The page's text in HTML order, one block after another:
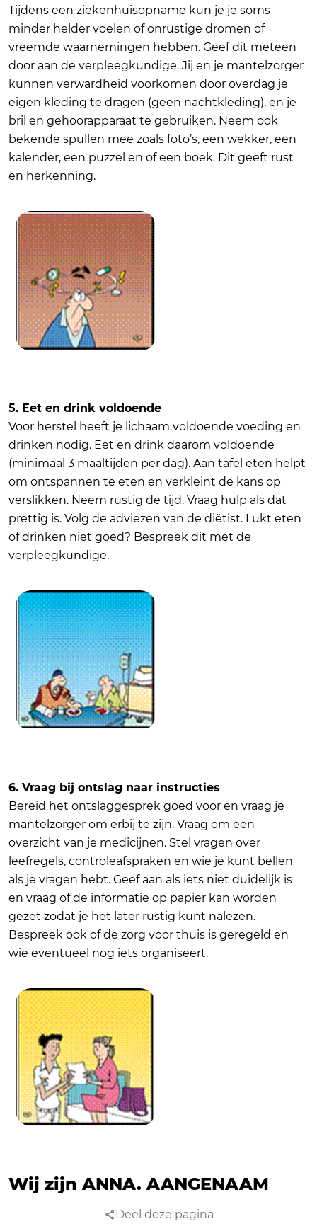
Tijdens een ziekenhuisopname kun je je soms
minder helder voelen of onrustige dromen of
vreemde waarnemingen hebben. Geef dit meteen
door aan de verpleegkundige. Jij en je mantelzorger
kunnen verwardheid voorkomen door overdag je
eigen kleding te dragen (geen nachtkleding), en je
bril en gehoorapparaat te gebruiken. Neem ook
bekende spullen mee zoals foto’s, een wekker, een
kalender, een puzzel en of een boek. Dit geeft rust
en herkenning.
5. Eet en drink voldoende
Voor herstel heeft je lichaam voldoende voeding en
drinken nodig. Eet en drink daarom voldoende
(minimaal 3 maaltijden per dag). Aan tafel eten helpt
om ontspannen te eten en verkleint de kans op
verslikken. Neem rustig de tijd. Vraag hulp als dat
prettig is. Volg de adviezen van de diëtist. Lukt eten
of drinken niet goed? Bespreek dit met de
verpleegkundige.
6. Vraag bij ontslag naar instructies
Bereid het ontslaggesprek goed voor en vraag je
mantelzorger om erbij te zijn. Vraag om een
overzicht van je medicijnen. Stel vragen over
leefregels, controleafspraken en wie je kunt bellen
als je vragen hebt. Geef aan als iets niet duidelijk is
en vraag of de informatie op papier kan worden
gezet zodat je het later rustig kunt nalezen.
Bespreek ook of de zorg voor thuis is geregeld en
wie eventueel nog iets organiseert.
Wij zijn ANNA.AANGENAAM
Deel deze pagina